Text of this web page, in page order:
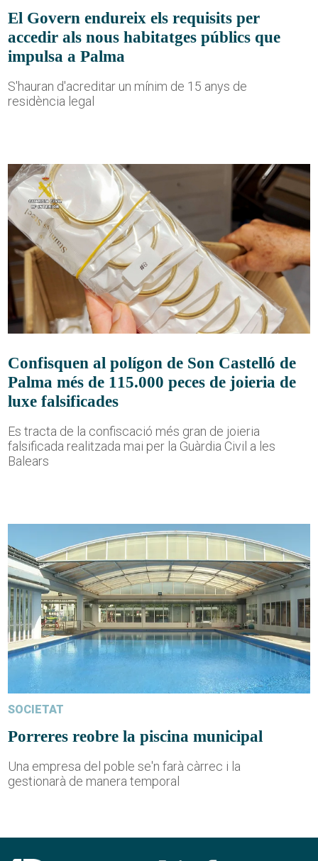
El Govern endureix els requisits per
accedir als nous habitatges públics que
impulsa a Palma
S'hauran d'acreditar un mínim de 15 anys de
residència legal
Confisquen al polígon de Son Castelló de
Palma més de 115.000 peces de joieria de
luxe falsificades
Es tracta de la confiscació més gran de joieria
falsificada realitzada mai per la Guàrdia Civil a les
Balears
SOCIETAT
Porreres reobre la piscina municipal
Una empresa del poble se'n farà càrrec i la
gestionarà de manera temporal